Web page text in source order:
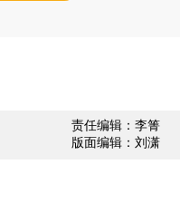
责任编辑：李箐
版面编辑：刘潇